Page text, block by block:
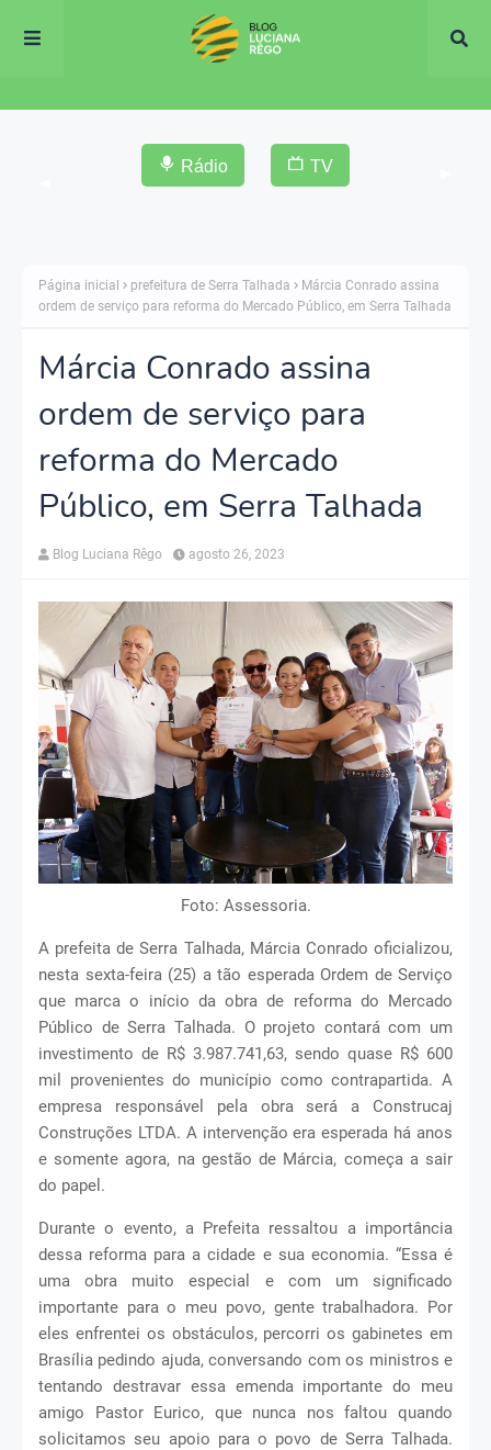
Rádio TV
Página inicial prefeitura de Serra Talhada
Márcia Conrado assina
ordem de serviço para reforma do Mercado Público, em Serra Talhada
Márcia Conrado assina
ordem de serviço para
reforma do Mercado
Público, em Serra Talhada
Blog Luciana Rêgo agosto 26, 2023
Foto: Assessoria.
A prefeita de Serra Talhada, Márcia Conrado oficializou,
nesta sexta-feira (25) a tão esperada Ordem de Serviço
que marca o início da obra de reforma do Mercado
Público de Serra Talhada. O projeto contará com um
investimento de R$ 3.987.741,63, sendo quase R$ 600
mil provenientes do município como contrapartida. A
empresa responsável pela obra será a Construcaj
Construções LTDA. A intervenção era esperada há anos
e somente agora, na gestão de Márcia, começa a sair
do papel.
Durante o evento, a Prefeita ressaltou a importância
dessa reforma para a cidade e sua economia. “Essa é
uma obra muito especial e com um significado
importante para o meu povo, gente trabalhadora. Por
eles enfrentei os obstáculos, percorri os gabinetes em
Brasília pedindo ajuda, conversando com os ministros e
tentando destravar essa emenda importante do meu
amigo Pastor Eurico, que nunca nos faltou quando
solicitamos seu apoio para o povo de Serra Talhada.